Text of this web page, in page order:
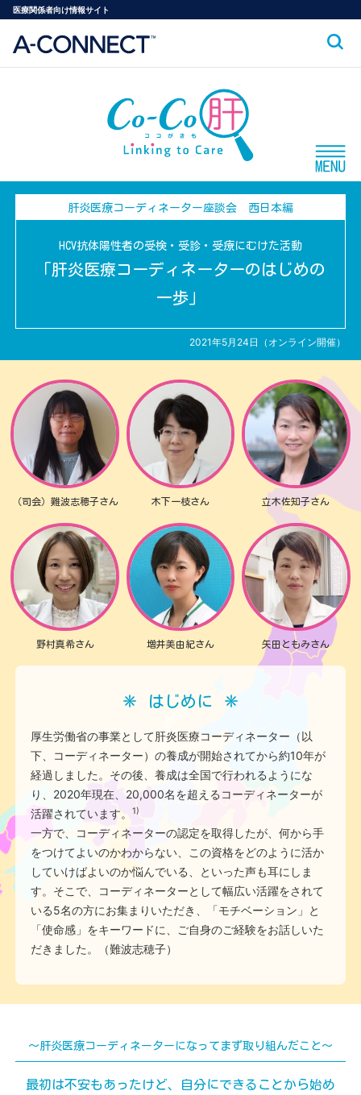
医療関係者向け情報サイト
肝炎医療コーディネーター座談会 西日本編
HCV抗体陽性者の受検・受診・受療にむけた活動
「肝炎医療コーディネーターのはじめの
一歩」
2021年5月24日（オンライン開催）
（司会）難波志穂子さん 木下一枝さん 立木佐知子さん
野村真希さん 増井美由紀さん 矢田ともみさん
はじめに
厚生労働省の事業として肝炎医療コーディネーター（以
下、コーディネーター）の養成が開始されてから約10年が
経過しました。その後、養成は全国で行われるようにな
り、2020年現在、20,000名を超えるコーディネーターが
活躍されています。1)
一方で、コーディネーターの認定を取得したが、何から手
をつけてよいのかわからない、この資格をどのように活か
していけばよいのか悩んでいる、といった声も耳にしま
す。そこで、コーディネーターとして幅広い活躍をされて
いる5名の方にお集まりいただき、「モチベーション」と
「使命感」をキーワードに、ご自身のご経験をお話しいた
だきました。（難波志穂子）
～肝炎医療コーディネーターになってまず取り組んだこと～
最初は不安もあったけど、自分にできることから始め